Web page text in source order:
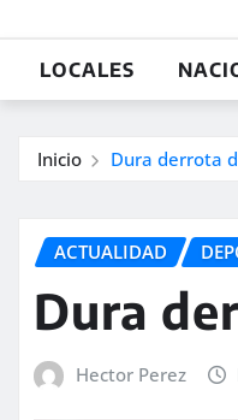
LOCALES
Inicio Dura derrota
ACTUALIDAD
Dura
Hector Perez